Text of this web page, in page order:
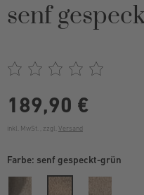
senf
189,90 €
inkl. MwSt. , zzgl. Versand
Farbe: senf gespeckt-grün